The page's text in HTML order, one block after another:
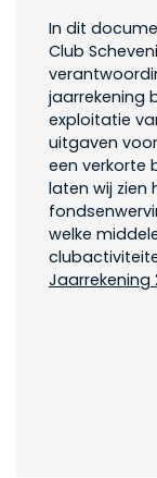
In dit
Club
jaarrekening
exploitatie
uitgaven
een verkorte
laten wij zien
welke
Jaarrekening